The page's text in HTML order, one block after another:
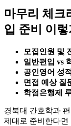
마무리 체크
입 준비 이
모집인원 및
일반편입 vs
공인영어 성적
면접 예상 질
학점은행제
경북대 간호학과
제대로 준비한다면